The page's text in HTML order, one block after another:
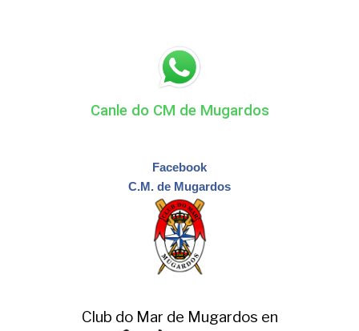
Canle do CM de Mugardos
Facebook
C.M. de Mugardos
Club do Mar de Mugardos en